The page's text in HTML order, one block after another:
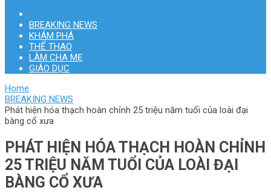
BREAKING NEWS
KHÁM PHÁ
THỂ THAO
LÀM CHA MẸ
GIÁO DỤC
Home
BREAKING NEWS
Phát hiện hóa thạch hoàn chỉnh 25 triệu năm tuổi của loài đại
bàng cổ xưa
PHÁT HIỆN HÓA THẠCH HOÀN CHỈNH
25 TRIỆU NĂM TUỔI CỦA LOÀI ĐẠI
BÀNG CỔ XƯA